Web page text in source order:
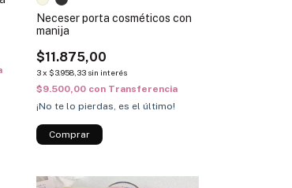
Neceser porta cosméticos con
manija
$11.875,00
3 x $3.958,33 sin interés
$9.500,00 con Transferencia
¡No te lo pierdas, es el último!
Comprar